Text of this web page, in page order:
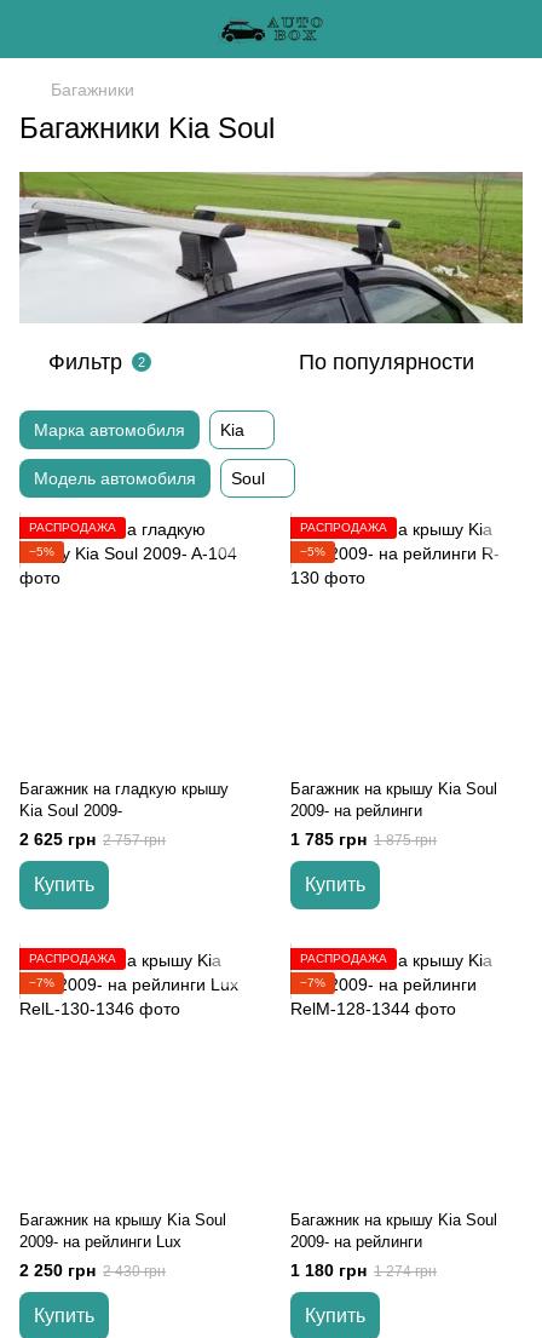
Багажники
Багажники Kia Soul
Фильтр 2 По популярности
Марка автомобиля Kia
Модель автомобиля Soul
РАСПРОДАЖА
−5%
Багажник на гладкую крышу
Kia Soul 2009-
2 625 грн 2 757 грн
Купить
РАСПРОДАЖА
−5%
Багажник на крышу Kia Soul
2009- на рейлинги
1 785 грн 1 875 грн
Купить
РАСПРОДАЖА
−7%
Багажник на крышу Kia Soul
2009- на рейлинги Lux
2 250 грн 2 430 грн
Купить
РАСПРОДАЖА
−7%
Багажник на крышу Kia Soul
2009- на рейлинги
1 180 грн 1 274 грн
Купить